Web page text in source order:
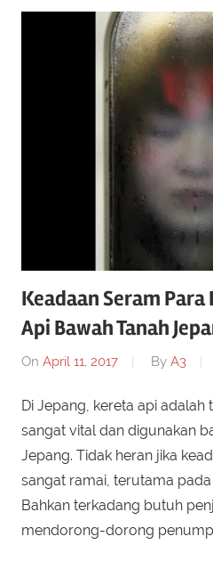
Keadaan Seram
Api Bawah Tanah
On April 11, 2017 By A3
Di Jepang, kereta api
sangat vital dan digunakan
Jepang. Tidak heran jika
sangat ramai, terutama
Bahkan terkadang butuh
mendorong-dorong